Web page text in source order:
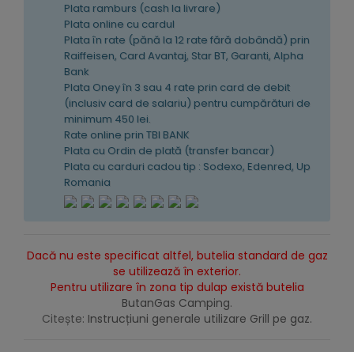
Plata ramburs (cash la livrare)
Plata online cu cardul
Plata în rate (pănă la 12 rate fără dobândă) prin
Raiffeisen, Card Avantaj, Star BT, Garanti, Alpha
Bank
Plata Oney în 3 sau 4 rate prin card de debit
(inclusiv card de salariu) pentru cumpărături de
minimum 450 lei.
Rate online prin TBI BANK
Plata cu Ordin de plată (transfer bancar)
Plata cu carduri cadou tip : Sodexo, Edenred, Up
Romania
Dacă nu este specificat altfel, butelia standard de gaz
se utilizează în exterior.
Pentru utilizare în zona tip dulap există butelia
ButanGas Camping.
Citește: Instrucțiuni generale utilizare Grill pe gaz.